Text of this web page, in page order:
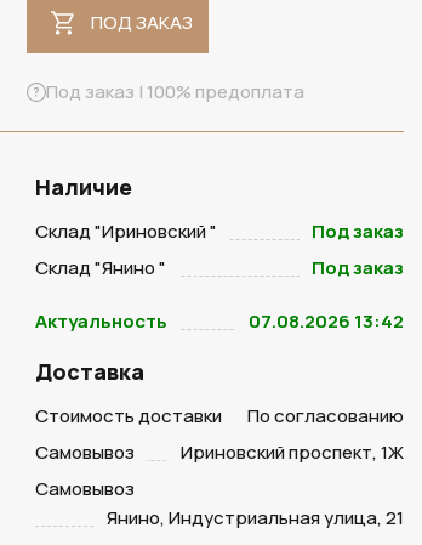
ПОД ЗАКАЗ
Под заказ | 100% предоплата
Наличие
Склад "Ириновский "
Под заказ
Склад "Янино "
Под заказ
Актуальность 07.08.2026 13:42
Доставка
Стоимость доставки
По согласованию
Самовывоз
Ириновский проспект, 1Ж
Самовывоз
Янино, Индустриальная улица, 21